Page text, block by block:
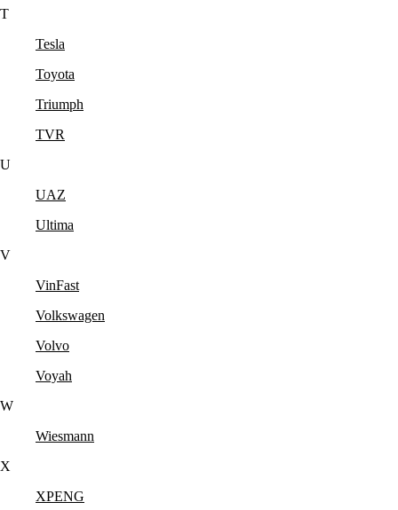
T
Tesla
Toyota
Triumph
TVR
U
UAZ
Ultima
V
VinFast
Volkswagen
Volvo
Voyah
W
Wiesmann
X
XPENG